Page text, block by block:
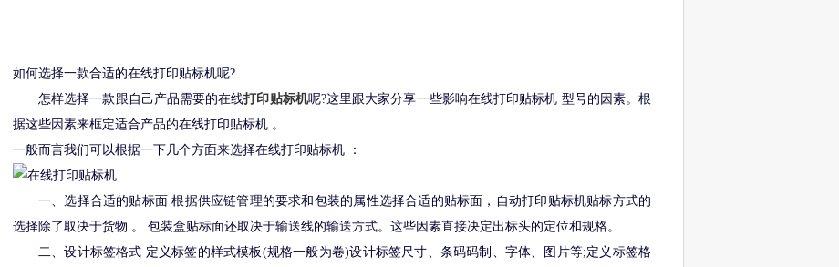
如何选择一款合适的在线打印贴标机呢?
怎样选择一款跟自己产品需要的在线打印贴标机呢?这里跟大家分享一些影响在线打印贴标机 型号的因素。根
据这些因素来框定适合产品的在线打印贴标机 。
一般而言我们可以根据一下几个方面来选择在线打印贴标机 ：
一、选择合适的贴标面 根据供应链管理的要求和包装的属性选择合适的贴标面，自动打印贴标机贴标方式的
选择除了取决于货物 。 包装盒贴标面还取决于输送线的输送方式。这些因素直接决定出标头的定位和规格。
二、设计标签格式 定义标签的样式模板(规格一般为卷)设计标签尺寸、条码码制、字体、图片等;定义标签格